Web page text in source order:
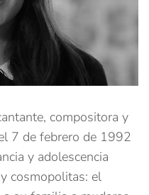
compositora y
7 de febrero de 1992
y adolescencia
cosmopolitas: el